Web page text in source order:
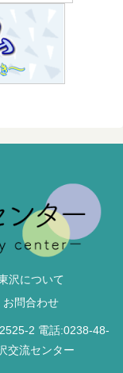
沢について
お問合わせ
2 電話:0238-48-
交流センター